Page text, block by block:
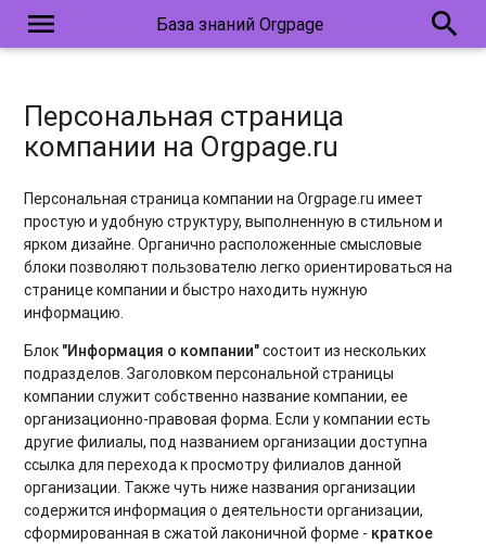
menu База знаний Orgpage search
Персональная страница
компании на Orgpage.ru
Персональная страница компании на Orgpage.ru имеет
простую и удобную структуру, выполненную в стильном и
ярком дизайне. Органично расположенные смысловые
блоки позволяют пользователю легко ориентироваться на
странице компании и быстро находить нужную
информацию.
Блок "Информация о компании"состоит из нескольких
подразделов. Заголовком персональной страницы
компании служит собственно название компании, ее
организационно-правовая форма. Если у компании есть
другие филиалы, под названием организации доступна
ссылка для перехода к просмотру филиалов данной
организации. Также чуть ниже названия организации
содержится информация о деятельности организации,
сформированная в сжатой лаконичной форме - краткое